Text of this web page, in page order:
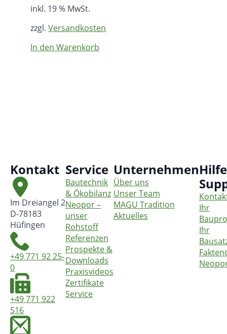
inkl. 19 % MwSt.
zzgl. Versandkosten
In den Warenkorb
Kontakt
Im Dreiangel 2
D-78183
Hüfingen
+49 771 92 25-
0
+49 771 922
516
Service
Bautechnik
& Ökobilanz
Neopor –
unser
Rohstoff
Referenzen
Prospekte &
Downloads
Praxisvideos
Zertifikate
Service
Unternehmen
Über uns
Unser Team
MAGU Tradition
Aktuelles
Ihr
Ihr